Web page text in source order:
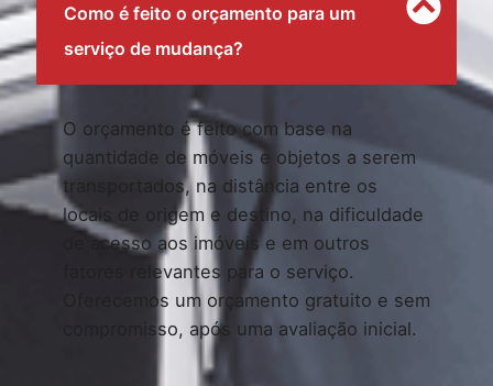
Como é feito o orçamento para um
serviço de mudança?
O orçamento é feito com base na
quantidade de móveis e objetos a serem
transportados, na distância entre os
locais de origem e destino, na dificuldade
de acesso aos imóveis e em outros
fatores relevantes para o serviço.
Oferecemos um orçamento gratuito e sem
compromisso, após uma avaliação inicial.